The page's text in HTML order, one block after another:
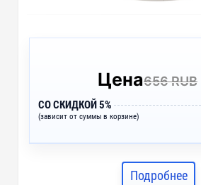
Цена656 RUB
СО СКИДКОЙ 5%
(зависит от суммы в корзине)
Подробнее